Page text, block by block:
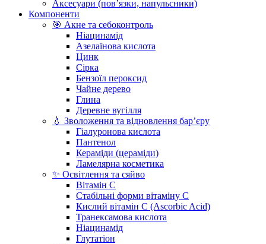
Аксесуари (повʼязки, напульсники)
Компоненти
🎯 Акне та себоконтроль
Ніацинамід
Азелаїнова кислота
Цинк
Сірка
Бензоїл пероксид
Чайне дерево
Глина
Деревне вугілля
💧 Зволоження та відновлення бар’єру
Гіалуронова кислота
Пантенол
Кераміди (цераміди)
Ламелярна косметика
✨ Освітлення та сяйво
Вітамін С
Стабільні форми вітаміну С
Кислий вітамін С (Ascorbic Acid)
Транексамова кислота
Ніацинамід
Глутатіон